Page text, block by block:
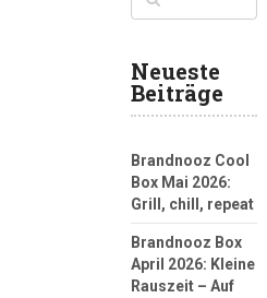
Neueste
Beiträge
Brandnooz Cool
Box Mai 2026:
Grill, chill, repeat
Brandnooz Box
April 2026: Kleine
Rauszeit – Auf